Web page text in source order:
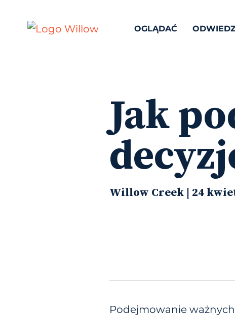
OGLĄDAĆ
Jak
Willow Creek | 24
Podejmowanie ważnych